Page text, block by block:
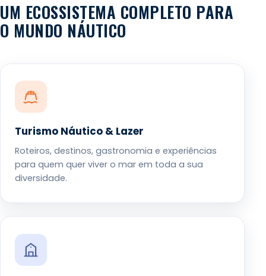
UM ECOSSISTEMA COMPLETO PARA
O MUNDO NÁUTICO
Turismo Náutico & Lazer
Roteiros, destinos, gastronomia e experiências
para quem quer viver o mar em toda a sua
diversidade.